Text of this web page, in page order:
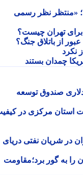
نظر رسمی
تهران چیست؟
از باتلاق جنگ؟
بستند
100میلیارد دلاری صندوق توسعه
مرکزی در کیفیت
شریان نفتی دریای
به گور برد؛مقاومت